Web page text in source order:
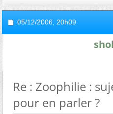
05/12/2006, 20h09
Re : Zoophilie :
pour en parler ?